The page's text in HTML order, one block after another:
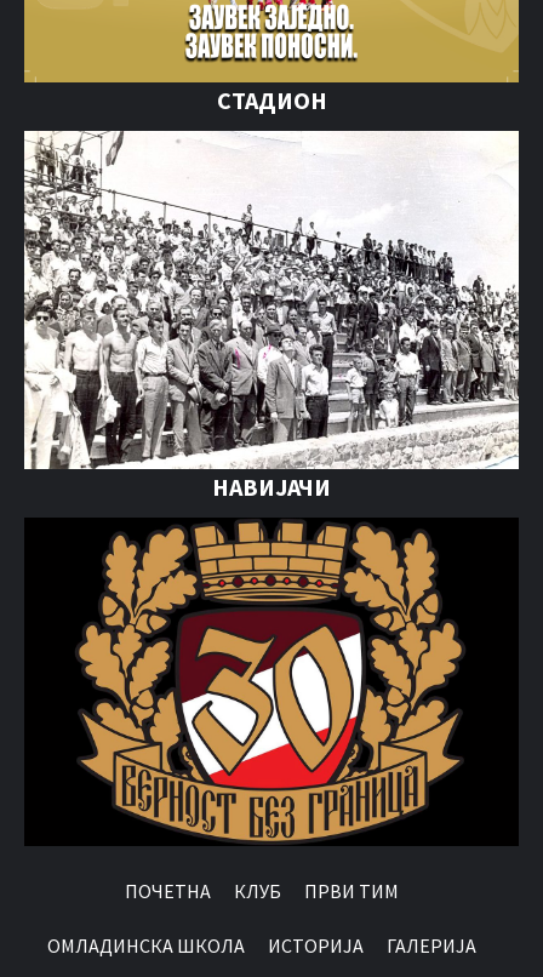
СТАДИОН
НАВИЈАЧИ
ПОЧЕТНА КЛУБ ПРВИ ТИМ
OМЛАДИНСКА ШКОЛА ИСТОРИЈА ГАЛЕРИЈА